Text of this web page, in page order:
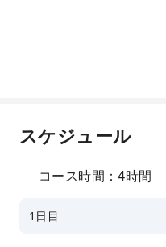
スケジュール
コース時間：4時間
1日目